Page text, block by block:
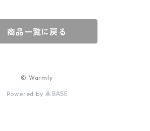
商品一覧に戻る
© Warmly
Powered by